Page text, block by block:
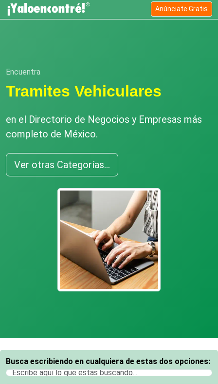
Anúnciate Gratis
Encuentra
Tramites Vehiculares
en el Directorio de Negocios y Empresas más
completo de México.
Ver otras Categorías...
Busca escribiendo en cualquiera de estas dos opciones: